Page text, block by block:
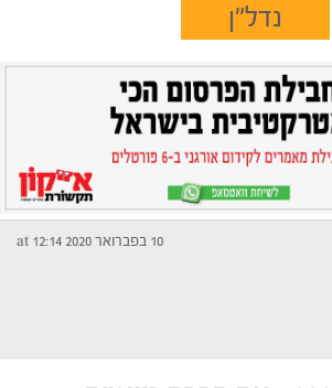
נדל"ן
10 בפברואר 2020 at 12:14